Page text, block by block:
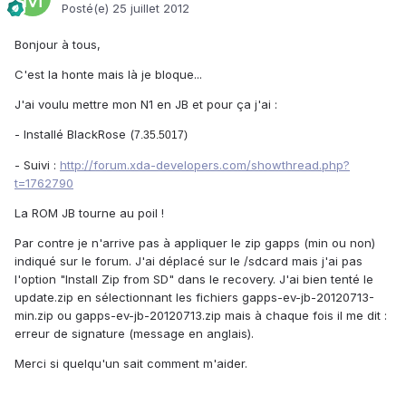
Posté(e) 25 juillet 2012
Bonjour à tous,
C'est la honte mais là je bloque...
J'ai voulu mettre mon N1 en JB et pour ça j'ai :
- Installé BlackRose (7.35.5017)
- Suivi : http://forum.xda-developers.com/showthread.php?
t=1762790
La ROM JB tourne au poil !
Par contre je n'arrive pas à appliquer le zip gapps (min ou non)
indiqué sur le forum. J'ai déplacé sur le /sdcard mais j'ai pas
l'option "Install Zip from SD" dans le recovery. J'ai bien tenté le
update.zip en sélectionnant les fichiers gapps-ev-jb-20120713-
min.zip ou gapps-ev-jb-20120713.zip mais à chaque fois il me dit :
erreur de signature (message en anglais).
Merci si quelqu'un sait comment m'aider.